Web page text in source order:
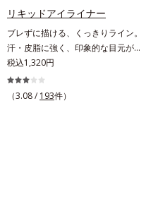
リキッドアイライナー
ブレずに描ける、くっきりライン。
汗・皮脂に強く、印象的な目元が続
く。なめらかなタッチでブレずに美
しいラインが簡単に描ける、リキッ
ドタイプのアイライナーです。シャ
税込1,320円
（3.08 / 193件）